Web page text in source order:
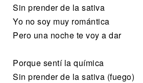
Sin prender de la sativa
Yo no soy muy romántica
Pero una noche te voy a dar
Porque sentí la química
Sin prender de la sativa (fuego)